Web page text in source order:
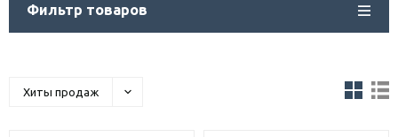
Фильтр товаров
Хиты продаж